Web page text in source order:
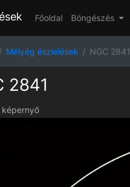
Főoldal Böngészés
Mélyég észlelések NGC 2841
2841
képernyő